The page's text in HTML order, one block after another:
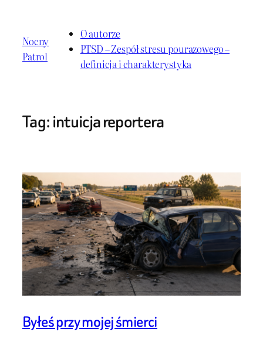
treściNocny
Patrol
O autorze
PTSD – Zespół stresu pourazowego –
definicja i charakterystyka
Tag:intuicja reportera
Byłeś przy mojej śmierci